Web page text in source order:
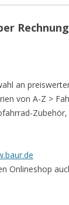
an
von A-Z >
Onlineshop